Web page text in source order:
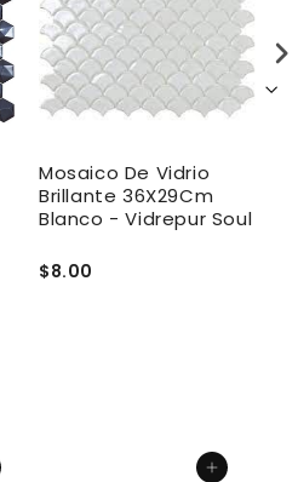
Mosaico De Vidrio
Brillante 36X29Cm
Blanco - Vidrepur Soul
$8.00
Agregar al carrito